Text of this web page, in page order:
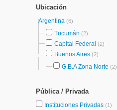
Ubicación
Argentina (6)
Tucumán (2)
Capital Federal (2)
Buenos Aires (2)
G.B.A Zona Norte (2)
Pública / Privada
Instituciones Privadas (1)